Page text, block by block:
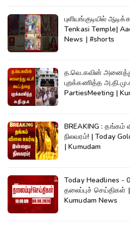
புளியங்குடியில்
Tenkasi Temple|
News | #shorts
த.வெ.கவின்
புறக்கணித்த
PartiesMeeting |
BREAKING : தங்கம்
நிலவரம்! | Today
| Kumudam
Today Headlines -
தலைப்புச் செய்திகள்
Kumudam News